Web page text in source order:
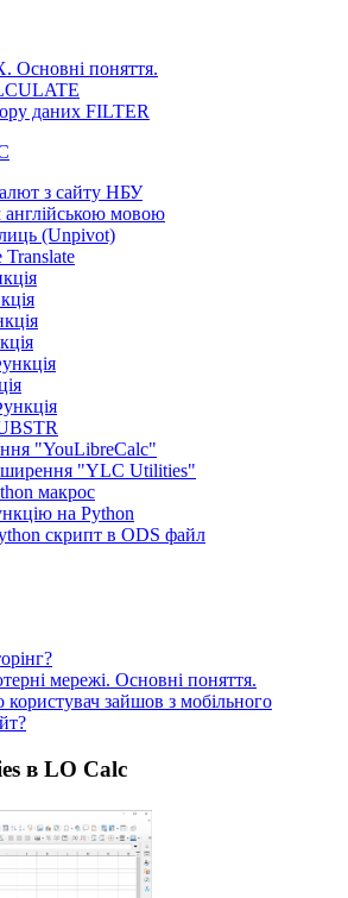
Основні поняття.
даних FILTER
з сайту НБУ
мовою
(Unpivot)
Translate
"YouLibreCalc"
"YLC Utilities"
макрос
на Python
скрипт в ODS файл
мережі. Основні поняття.
користувач зайшов з мобільного
в LO Calc